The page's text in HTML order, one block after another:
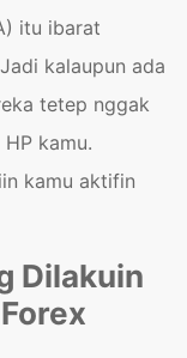
itu ibarat
kalaupun ada
tetep nggak
kamu.
kamu aktifin
Dilakuin